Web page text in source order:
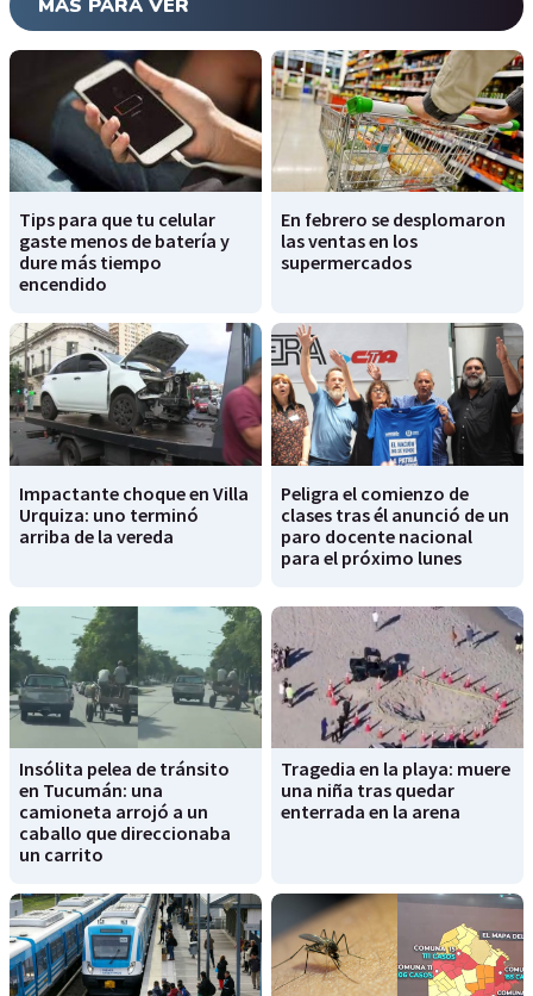
MÁS PARA VER
Tips para que tu celular
gaste menos de batería y
dure más tiempo
encendido
En febrero se desplomaron
las ventas en los
supermercados
Impactante choque en Villa
Urquiza: uno terminó
arriba de la vereda
Peligra el comienzo de
clases tras él anunció de un
paro docente nacional
para el próximo lunes
Insólita pelea de tránsito
en Tucumán: una
camioneta arrojó a un
caballo que direccionaba
un carrito
Tragedia en la playa: muere
una niña tras quedar
enterrada en la arena